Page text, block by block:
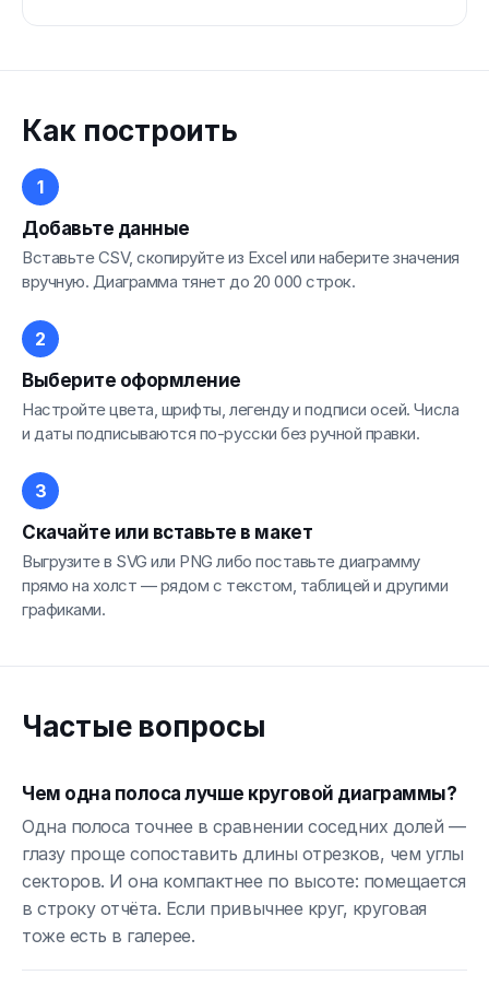
Как построить
Добавьте данные
Вставьте CSV, скопируйте из Excel или наберите значения
вручную. Диаграмма тянет до 20 000 строк.
Выберите оформление
Настройте цвета, шрифты, легенду и подписи осей. Числа
и даты подписываются по-русски без ручной правки.
Скачайте или вставьте в макет
Выгрузите в SVG или PNG либо поставьте диаграмму
прямо на холст — рядом с текстом, таблицей и другими
графиками.
Частые вопросы
Чем одна полоса лучше круговой диаграммы?
Одна полоса точнее в сравнении соседних долей —
глазу проще сопоставить длины отрезков, чем углы
секторов. И она компактнее по высоте: помещается
в строку отчёта. Если привычнее круг, круговая
тоже есть в галерее.